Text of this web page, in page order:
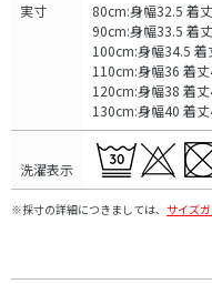
実寸
80cm:身幅32.5 着
90cm:身幅33.5 着
100cm:身幅34.5
110cm:身幅36 着
120cm:身幅38 着
130cm:身幅40 着
洗濯表示
※採寸の詳細につきましては、 サイズ